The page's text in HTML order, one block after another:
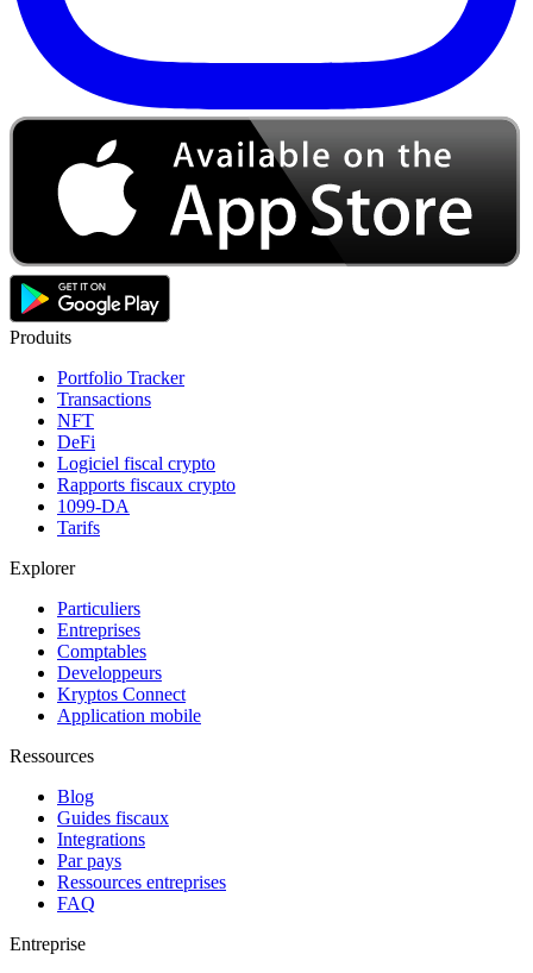
Produits
Portfolio Tracker
Transactions
NFT
DeFi
Logiciel fiscal crypto
Rapports fiscaux crypto
1099-DA
Tarifs
Explorer
Particuliers
Entreprises
Comptables
Developpeurs
Kryptos Connect
Application mobile
Ressources
Blog
Guides fiscaux
Integrations
Par pays
Ressources entreprises
FAQ
Entreprise